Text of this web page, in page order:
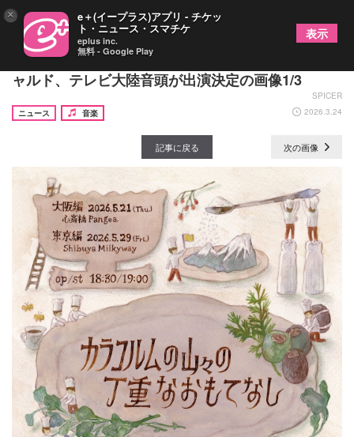
カラコルムの山々 主催対バンツアーにアーバンギ
ャルド、テレビ大陸音頭が出演決定の画像1/3
SPICER
ニュース
音楽 2026.3.24
記事に戻る 次の画像
× e＋(イープラス)アプリ - チケッ
ト・ニュース・スマチケ
eplus inc.
無料 - Google Play
表示